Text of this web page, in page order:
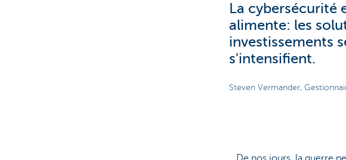
La cybersécurité
alimente: les
investissements
s'intensifient.
Steven Vermander,